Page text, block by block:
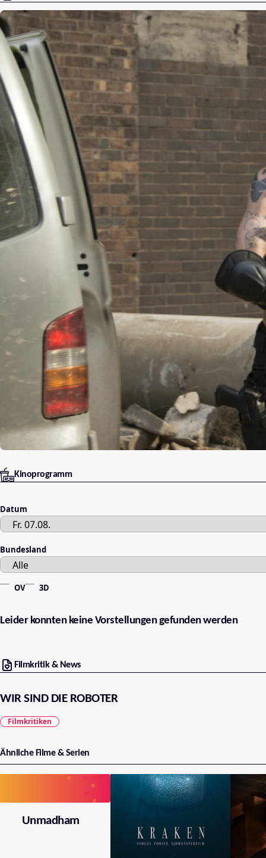
Kinoprogramm
Datum
Bundesland
OV 3D
Leider konnten keine Vorstellungen gefunden werden
Filmkritik & News
WIR SIND DIE ROBOTER
Filmkritiken
Ähnliche Filme & Serien
Unmadham